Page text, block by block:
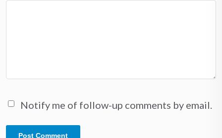
Notify me of follow-up comments by email.